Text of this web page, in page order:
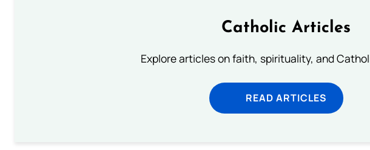
Catholic Articles
Explore articles on faith, spirituality, and
READ ARTICLES